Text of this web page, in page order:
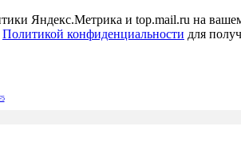
Яндекс.Метрика и top.mail.ru на
Политикой конфиденциальности для